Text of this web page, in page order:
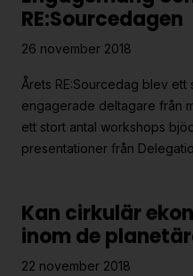
RE:Sourcedagen
26 november 2018
Årets RE:Sourcedag blev
engagerade deltagare från
ett stort antal workshops
presentationer från
Kan cirkulär
inom de
22 november 2018